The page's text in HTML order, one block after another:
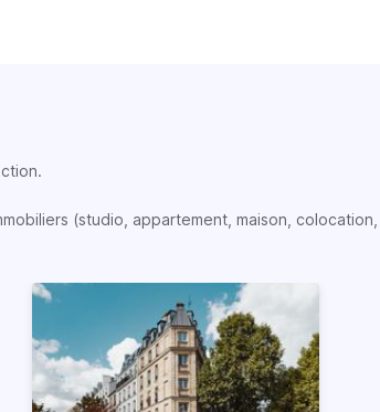
(studio, appartement, maison,